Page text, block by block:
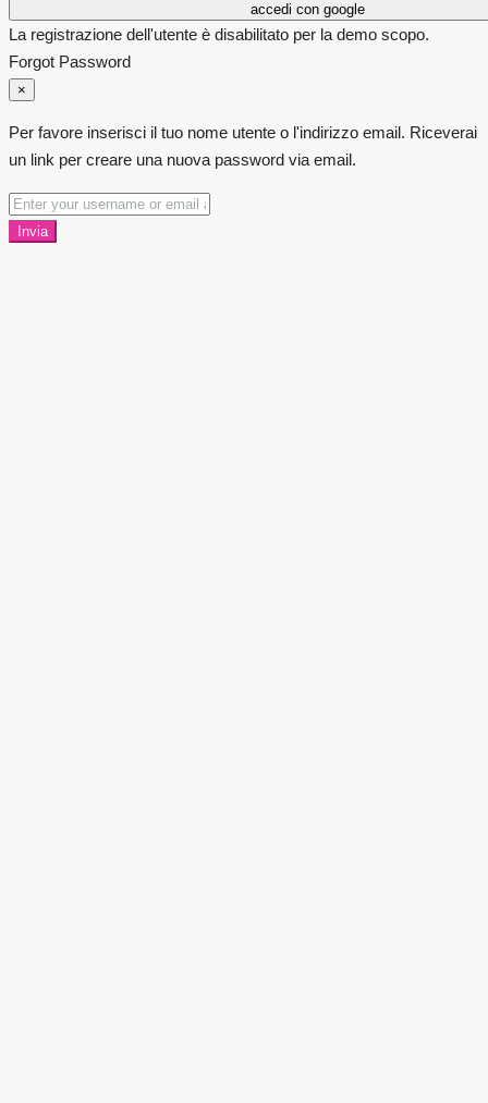
accedi con google
La registrazione dell'utente è disabilitato per la demo scopo.
Forgot Password
×
Per favore inserisci il tuo nome utente o l'indirizzo email. Riceverai
un link per creare una nuova password via email.
Invia